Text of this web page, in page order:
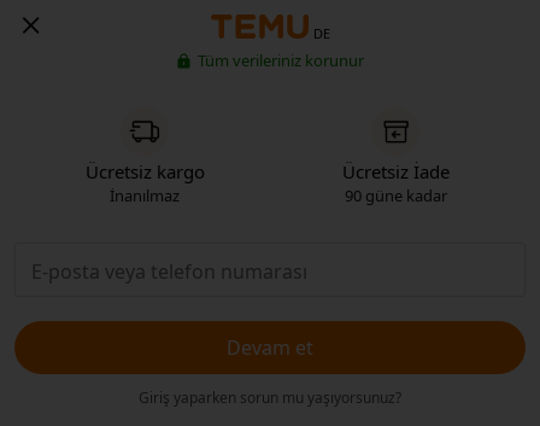
DE
Tüm verileriniz korunur
Ücretsiz kargo
İnanılmaz
Ücretsiz İade
90 güne kadar
Devam et
Giriş yaparken sorun mu yaşıyorsunuz?